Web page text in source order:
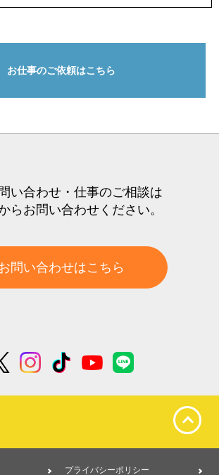
お仕事のご依頼はこちら
い合わせ・仕事のご相談は
らお問い合わせください。
問い合わせはこちら
プライバシーポリシー